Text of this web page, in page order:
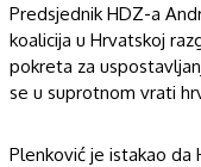
Predsjednik HDZ-a
koalicija u Hrvatskoj
pokreta za
se u suprotnom vrati
Plenković je istakao da